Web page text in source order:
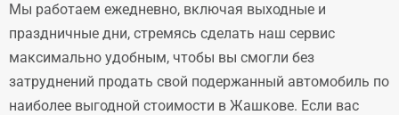
Мы работаем ежедневно, включая выходные и
праздничные дни, стремясь сделать наш сервис
максимально удобным, чтобы вы смогли без
затруднений продать свой подержанный автомобиль по
наиболее выгодной стоимости в Жашкове. Если вас